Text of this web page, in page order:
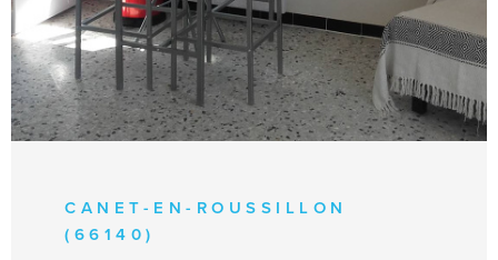
CANET-EN-ROUSSILLON
(66140)